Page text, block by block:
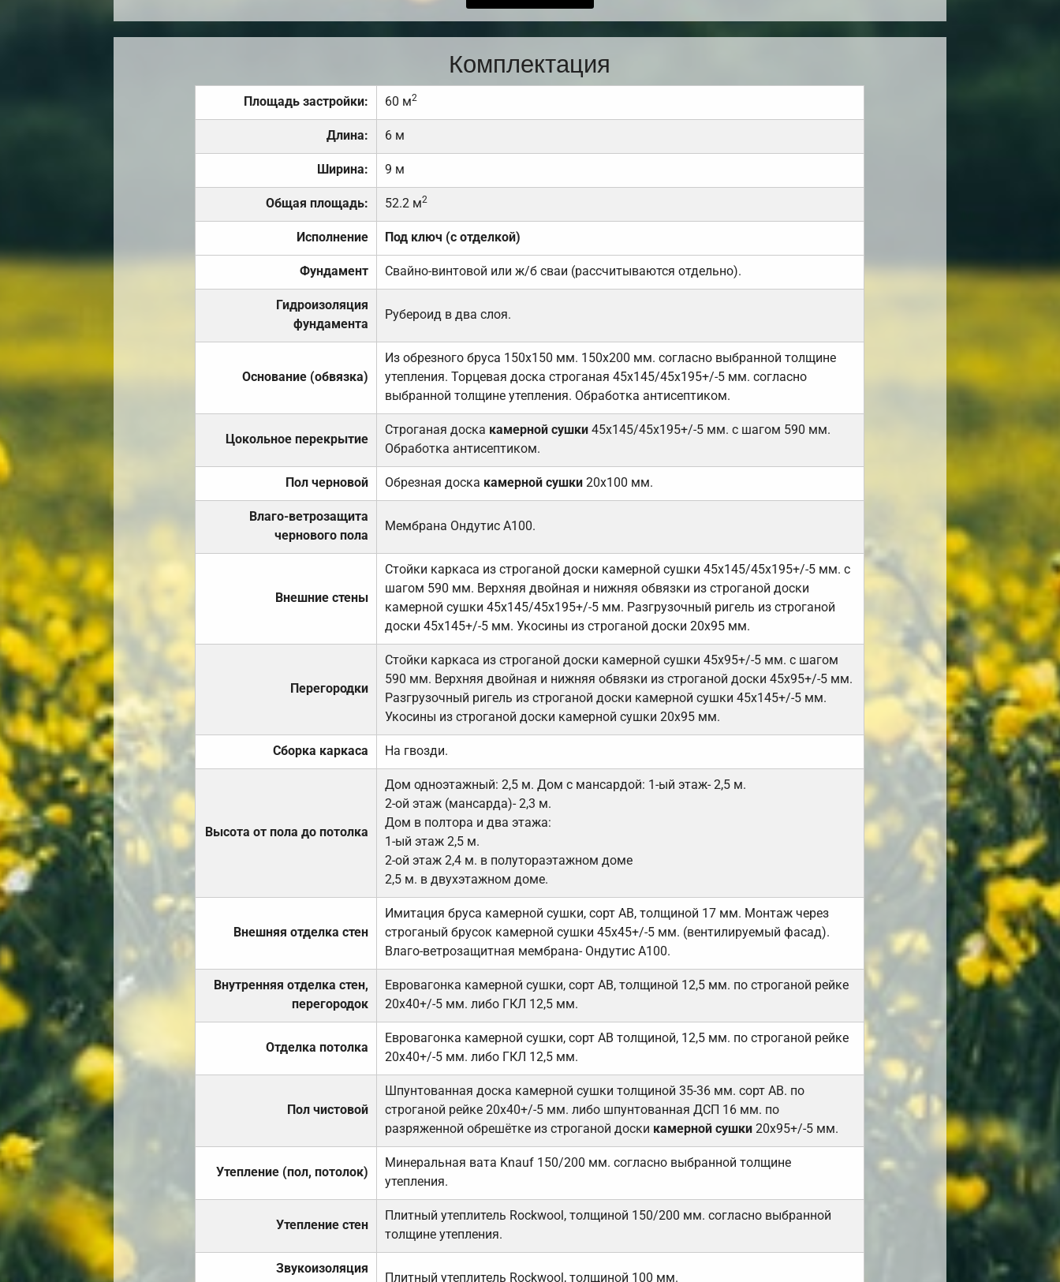
Комплектация
Площадь застройки: 60 м2
Длина: 6 м
Ширина: 9 м
Общая площадь: 52.2 м2
Исполнение Под ключ (с отделкой)
Фундамент Свайно-винтовой или ж/б сваи (рассчитываются отдельно).
Гидроизоляция
фундамента
Рубероид в два слоя.
Основание (обвязка)
Из обрезного бруса 150х150 мм. 150х200 мм. согласно выбранной толщине
утепления. Торцевая доска строганая 45х145/45х195+/-5 мм. согласно
выбранной толщине утепления. Обработка антисептиком.
Цокольное перекрытие
Строганая доска камерной сушки 45х145/45х195+/-5 мм. с шагом 590 мм.
Обработка антисептиком.
Пол черновой Обрезная доска камерной сушки20х100 мм.
Влаго-ветрозащита
чернового пола
Мембрана Ондутис А100.
Внешние стены
Стойки каркаса из строганой доски камерной сушки 45х145/45х195+/-5 мм. с
шагом 590 мм. Верхняя двойная и нижняя обвязки из строганой доски
камерной сушки 45х145/45х195+/-5 мм. Разгрузочный ригель из строганой
доски 45х145+/-5 мм. Укосины из строганой доски 20х95 мм.
Перегородки
Стойки каркаса из строганой доски камерной сушки 45х95+/-5 мм. с шагом
590 мм. Верхняя двойная и нижняя обвязки из строганой доски 45х95+/-5 мм.
Разгрузочный ригель из строганой доски камерной сушки 45х145+/-5 мм.
Укосины из строганой доски камерной сушки 20х95 мм.
Сборка каркаса На гвозди.
Высота от пола до потолка
Дом одноэтажный: 2,5 м. Дом с мансардой: 1-ый этаж- 2,5 м.
2-ой этаж (мансарда)- 2,3 м.
Дом в полтора и два этажа:
1-ый этаж 2,5 м.
2-ой этаж 2,4 м. в полутораэтажном доме
2,5 м. в двухэтажном доме.
Внешняя отделка стен
Имитация бруса камерной сушки, сорт АВ, толщиной 17 мм. Монтаж через
строганый брусок камерной сушки 45х45+/-5 мм. (вентилируемый фасад).
Влаго-ветрозащитная мембрана- Ондутис А100.
Внутренняя отделка стен,
перегородок
Евровагонка камерной сушки, сорт АВ, толщиной 12,5 мм. по строганой рейке
20х40+/-5 мм. либо ГКЛ 12,5 мм.
Отделка потолка
Евровагонка камерной сушки, сорт АВ толщиной, 12,5 мм. по строганой рейке
20х40+/-5 мм. либо ГКЛ 12,5 мм.
Пол чистовой
Шпунтованная доска камерной сушки толщиной 35-36 мм. сорт АВ. по
строганой рейке 20х40+/-5 мм. либо шпунтованная ДСП 16 мм. по
разряженной обрешётке из строганой доски камерной сушки 20х95+/-5 мм.
Утепление (пол, потолок)
Минеральная вата Knauf 150/200 мм. согласно выбранной толщине
утепления.
Утепление стен
Плитный утеплитель Rockwool, толщиной 150/200 мм. согласно выбранной
толщине утепления.
Звукоизоляция
Плитный утеплитель Rockwool, толщиной 100 мм.